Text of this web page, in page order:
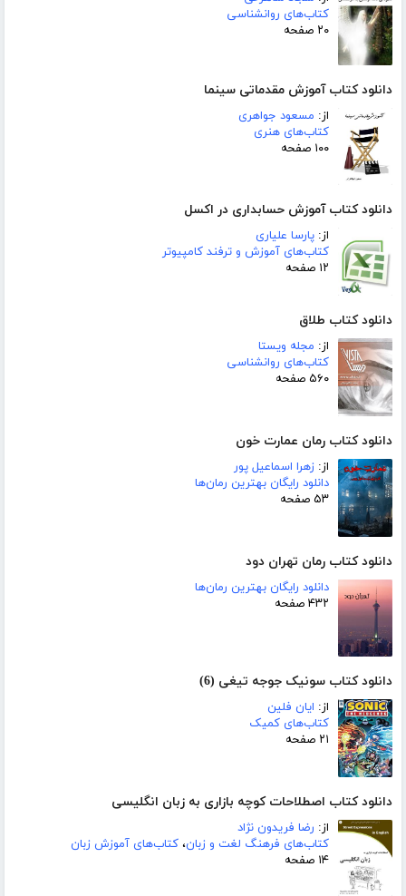
کتاب‌های روانشناسی
۲۰ صفحه
دانلود کتاب آموزش مقدماتی سینما
از: مسعود جواهری
کتاب‌های هنری
۱۰۰ صفحه
دانلود کتاب آموزش حسابداری در اکسل
از: پارسا علیاری
کتاب‌های آموزش و ترفند کامپیوتر
۱۲ صفحه
دانلود کتاب طلاق
از: مجله ویستا
کتاب‌های روانشناسی
۵۶۰ صفحه
دانلود کتاب رمان عمارت خون
از: زهرا اسماعیل پور
دانلود رایگان بهترین رمان‌ها
۵۳ صفحه
دانلود کتاب رمان تهران دود
دانلود رایگان بهترین رمان‌ها
۴۳۲ صفحه
دانلود کتاب سونیک جوجه تیغی (6)
از: ایان فلین
کتاب‌های کمیک
۲۱ صفحه
دانلود کتاب اصطلاحات کوچه بازاری به زبان انگلیسی
از: رضا فریدون نژاد
کتاب‌های فرهنگ لغت و زبان، کتاب‌های آموزش زبان
۱۴ صفحه